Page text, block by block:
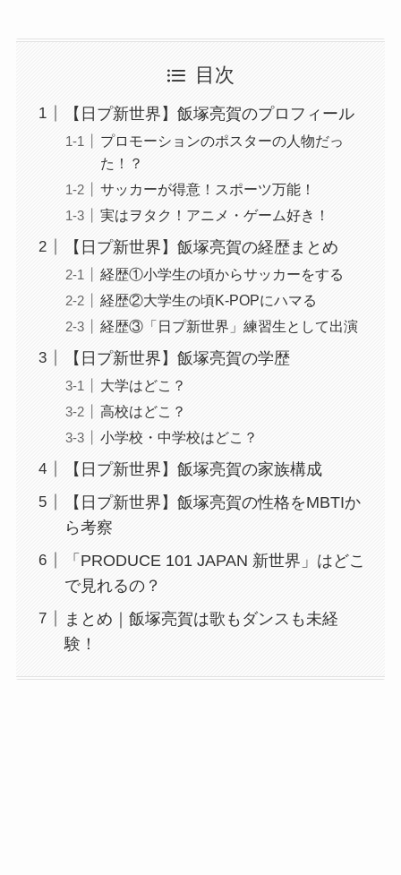
目次
【日プ新世界】飯塚亮賀のプロフィール
プロモーションのポスターの人物だっ
た！？
サッカーが得意！スポーツ万能！
実はヲタク！アニメ・ゲーム好き！
【日プ新世界】飯塚亮賀の経歴まとめ
経歴①小学生の頃からサッカーをする
経歴②大学生の頃K-POPにハマる
経歴③「日プ新世界」練習生として出演
【日プ新世界】飯塚亮賀の学歴
大学はどこ？
高校はどこ？
小学校・中学校はどこ？
【日プ新世界】飯塚亮賀の家族構成
【日プ新世界】飯塚亮賀の性格をMBTIか
ら考察
「PRODUCE 101 JAPAN 新世界」はどこ
で見れるの？
まとめ｜飯塚亮賀は歌もダンスも未経
験！